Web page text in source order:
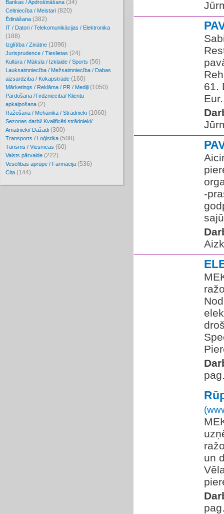
Bankas / Apdrošināšana (34)
Celtniecība / Meistari (820)
Ēdināšana (382)
IT / Datori / Telekomunikācijas / Elektronika
(188)
Izglītība / Zinātne (1096)
Jurisprudence / Tieslietas (24)
Kultūra / Māksla / Izklaide / Sports (56)
Lauksaimniecība / Mežsaimniecība / Dabas
aizsardzība / Kokapstrāde (160)
Mārketings / Reklāma / PR / Mediji (1050)
Pārdošana /Tirdzniecība/ Klientu
apkalpošana (2)
Ražošana / Mehānika / Strādnieki (1060)
Sezonas darbi/ Kvalificēti strādnieki/
Amatnieki/ Dažādi (300)
Transports / Loģistika (508)
Tūrisms / Viesnīcas (60)
Valsts pārvalde (222)
Veselības aprūpe / Farmācija (536)
Cita (144)
61.
-
un